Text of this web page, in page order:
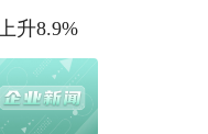
升8.9%